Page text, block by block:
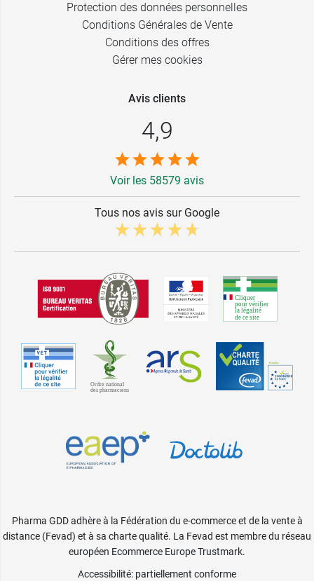
Protection des données personnelles
Conditions Générales de Vente
Conditions des offres
Gérer mes cookies
Avis clients
4,9
Voir les 58579 avis
Tous nos avis sur Google
Pharma GDD adhère à la Fédération du e-commerce et de la vente à
distance (Fevad) et à sa charte qualité. La Fevad est membre du réseau
européen Ecommerce Europe Trustmark.
Accessibilité: partiellement conforme